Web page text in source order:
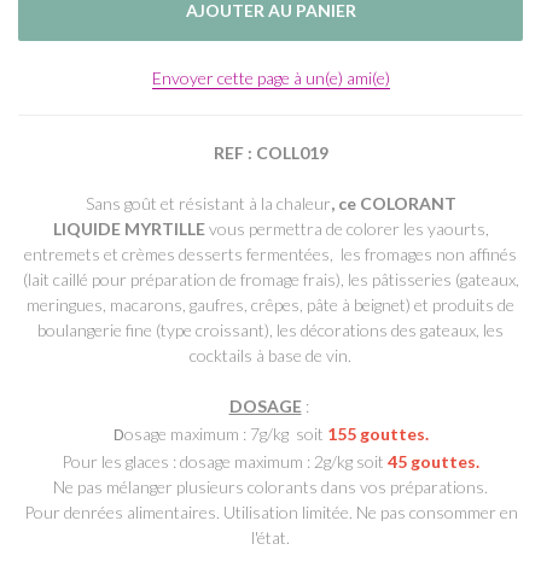
Envoyer cette page à un(e) ami(e)
REF : COLL019
Sans goût et résistant à la chaleur, ce COLORANT
LIQUIDE MYRTILLEvous permettra de colorer les yaourts,
entremets et crèmes desserts fermentées, les fromages non affinés
(lait caillé pour préparation de fromage frais), les pâtisseries (gateaux,
meringues, macarons, gaufres, crêpes, pâte à beignet) et produits de
boulangerie fine (type croissant), les décorations des gateaux, les
cocktails à base de vin.
DOSAGE:
Dosage maximum : 7g/kg soit 155 gouttes.
Pour les glaces : dosage maximum : 2g/kg soit 45 gouttes.
Ne pas mélanger plusieurs colorants dans vos préparations.
Pour denrées alimentaires. Utilisation limitée. Ne pas consommer en
l'état.